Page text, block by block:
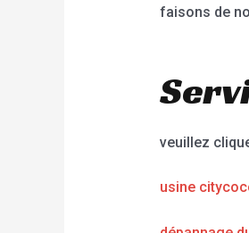
faisons de
veuillez
usine